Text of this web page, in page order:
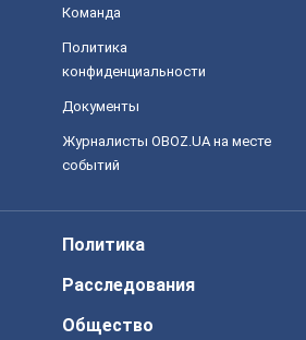
Команда
Политика
конфиденциальности
Документы
Журналисты OBOZ.UA на месте
событий
Политика
Расследования
Общество